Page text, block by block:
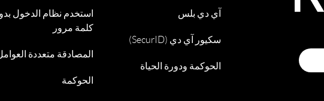
آي دي بلس
سكيور آي دي (SecurID)
الحوكمة ودورة الحياة
استخدم نظام الدخول
كلمة مرور
المصادقة متعددة
الحوكمة